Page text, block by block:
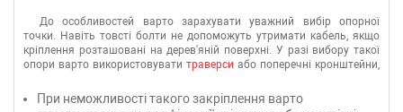
До особливостей варто зарахувати уважний вибір опорної
точки. Навіть товсті болти не допоможуть утримати кабель, якщо
кріплення розташовані на дерев'яній поверхні. У разі вибору такої
опори варто використовувати траверси або поперечні кронштейни,
При неможливості такого закріплення варто